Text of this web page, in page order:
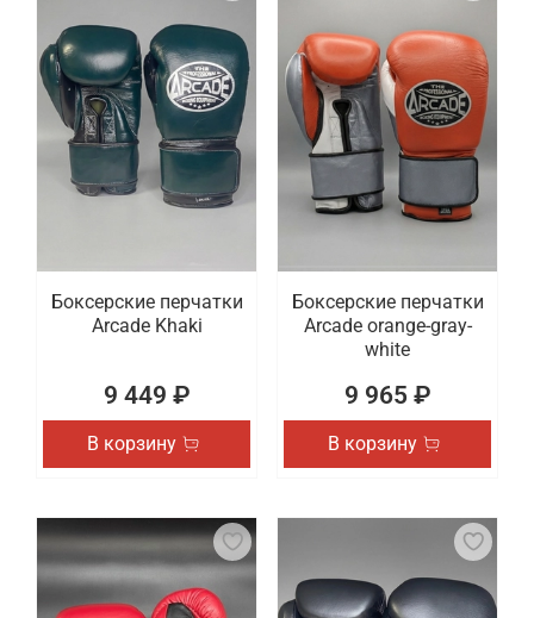
Боксерские перчатки
Arcade Khaki
9 449 ₽
В корзину
Боксерские перчатки
Arcade orange-gray-
white
9 965 ₽
В корзину